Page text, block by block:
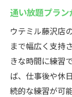
通い放題プラ
ウテミル藤沢店
まで幅広く支持
きな時間に練習
ば、仕事後や休
続的な練習が可